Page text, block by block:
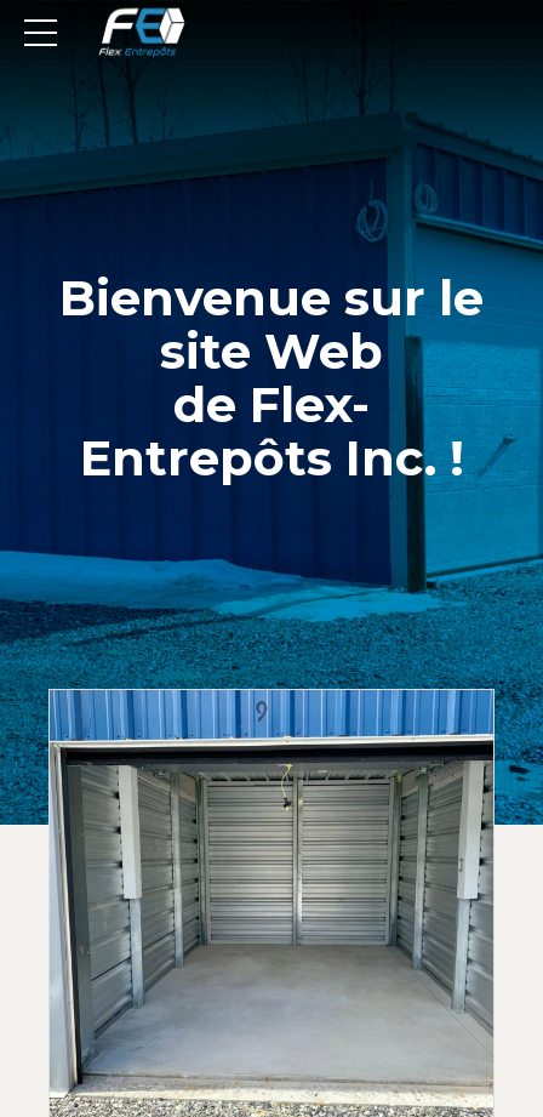
Bienvenue sur le
site Web
de Flex-
Entrepôts Inc. !